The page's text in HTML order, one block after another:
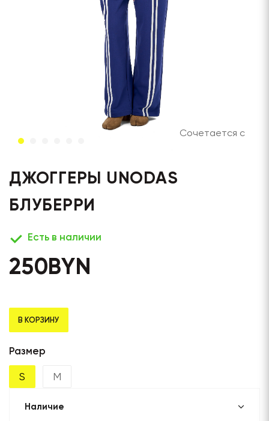
Сочетается с
ДЖОГГЕРЫ UNODAS
БЛУБЕРРИ
Есть в наличии
250BYN
В КОРЗИНУ
Размер
S M
Наличие